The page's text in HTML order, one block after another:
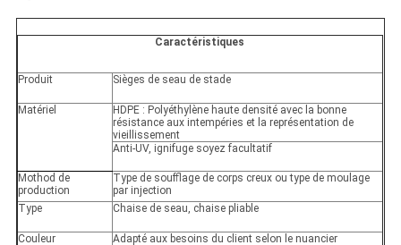
Caractéristiques
Produit Sièges de seau de stade
Matériel
HDPE : Polyéthylène haute densité avec la bonne
résistance aux intempéries et la représentation de
vieillissement
Anti-UV, ignifuge soyez facultatif
Mothod de
production
Type de soufflage de corps creux ou type de moulage
par injection
Type
Chaise de seau, chaise pliable
Couleur Adapté aux besoins du client selon le nuancier